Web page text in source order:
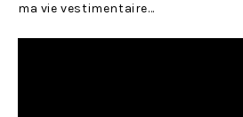
ma vie vestimentaire…